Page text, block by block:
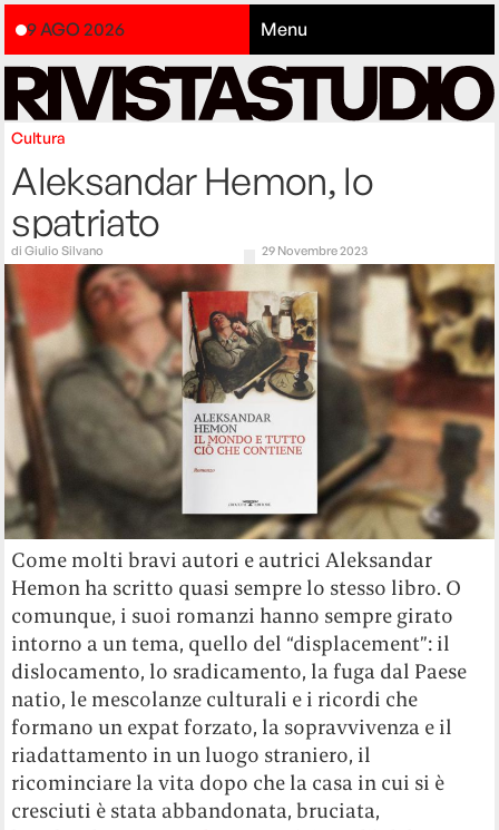
9 AGO 2026 Menu
Cultura
Aleksandar Hemon, lo
spatriato
diGiulio Silvano 29 Novembre 2023
Come molti bravi autori e autrici Aleksandar
Hemon ha scritto quasi sempre lo stesso libro. O
comunque, i suoi romanzi hanno sempre girato
intorno a un tema, quello del “displacement”: il
dislocamento, lo sradicamento, la fuga dal Paese
natio, le mescolanze culturali e i ricordi che
formano un expat forzato, la sopravvivenza e il
riadattamento in un luogo straniero, il
ricominciare la vita dopo che la casa in cui si è
cresciuti è stata abbandonata, bruciata,